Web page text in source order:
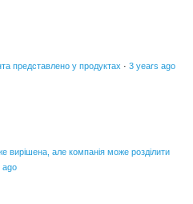
представлено у продуктах · 3 years ago
вирішена, але компанія може розділити
ago